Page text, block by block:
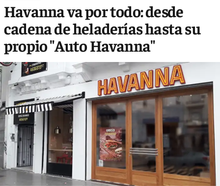
Havanna va por todo: desde
cadena de heladerías hasta su
propio "Auto Havanna"